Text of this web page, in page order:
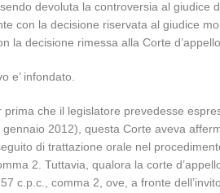
devoluta la controversia al giudice
con la decisione riservata al giudice
la decisione rimessa alla Corte
e’ infondato.
prima che il legislatore prevedesse
2012), questa Corte aveva
di trattazione orale nel
2. Tuttavia, qualora la corte
c.p.c., comma 2, ove, a fronte